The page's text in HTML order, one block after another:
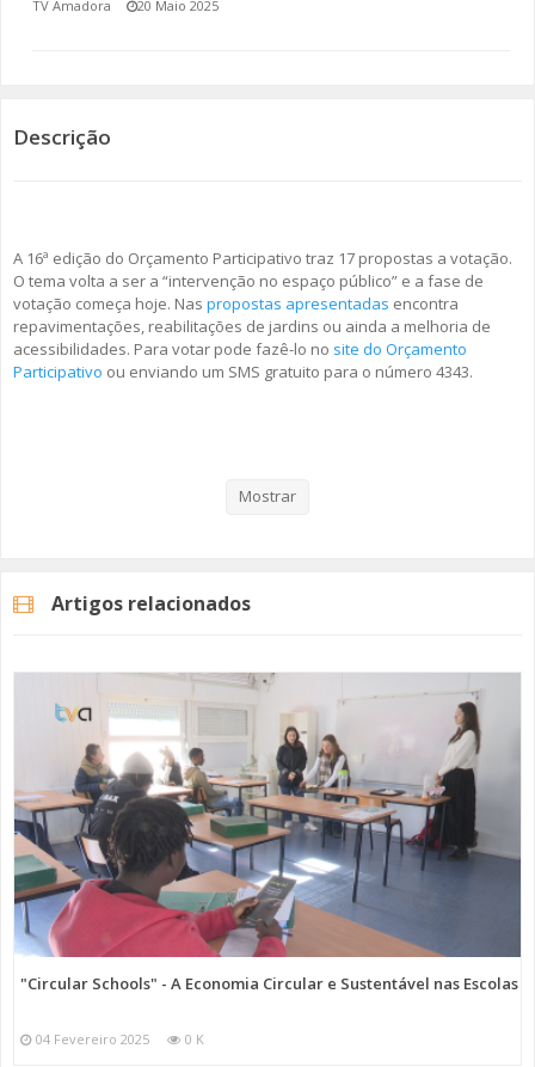
AMADORA LIGA À RESILIÊNCIA
(RE) PENSAMENTOS
ECOMOVE-TE
HISTÓRIAS DE ABRIL
TV Amadora 20 Maio 2025
Descrição
A 16ª edição do Orçamento Participativo traz 17 propostas a votação.
O tema volta a ser a “intervenção no espaço público” e a fase de
votação começa hoje. Nas propostas apresentadas encontra
repavimentações, reabilitações de jardins ou ainda a melhoria de
acessibilidades. Para votar pode fazê-lo no site do Orçamento
Participativo ou enviando um SMS gratuito para o número 4343.
Categorias Noticias Atualidade
Mostrar
Artigos relacionados
"Circular Schools" - A Economia Circular e Sustentável nas Escolas
04 Fevereiro 2025 0 K